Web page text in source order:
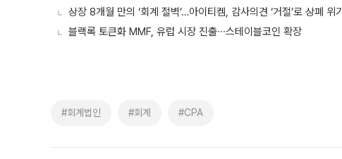
상장 8개월 만의 ‘회계 절벽’…아이티켐, 감사의견 ‘거절’로 상폐 위기
블랙록 토큰화 MMF, 유럽 시장 진출∙∙∙스테이블코인 확장
#회계법인 #회계 #CPA